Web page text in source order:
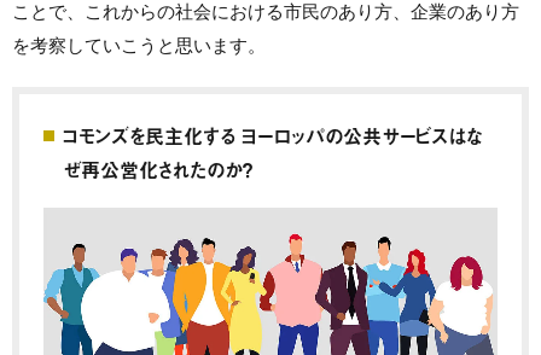
ことで、これからの社会における市民のあり方、企業のあり方
を考察していこうと思います。
コモンズを民主化する ヨーロッパの公共サービスはな
ぜ再公営化されたのか？